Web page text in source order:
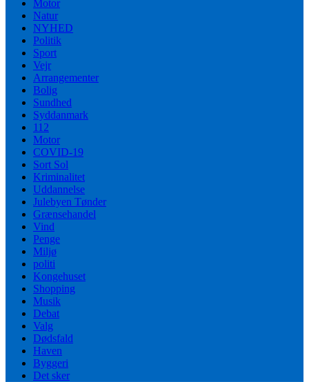
Motor
Natur
NYHED
Politik
Sport
Vejr
Arrangementer
Bolig
Sundhed
Syddanmark
112
Motor
COVID-19
Sort Sol
Kriminalitet
Uddannelse
Julebyen Tønder
Grænsehandel
Vind
Penge
Miljø
politi
Kongehuset
Shopping
Musik
Debat
Valg
Dødsfald
Haven
Byggeri
Det sker